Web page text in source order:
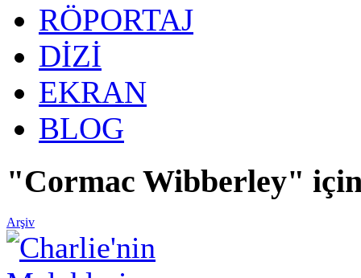
RÖPORTAJ
DİZİ
EKRAN
BLOG
"Cormac Wibberley"
Arşiv